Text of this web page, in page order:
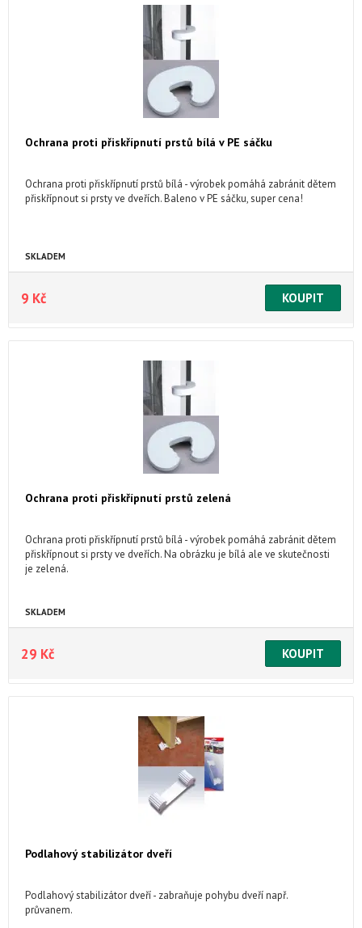
Ochrana proti přiskřípnutí prstů bílá v PE sáčku
Ochrana proti přiskřípnutí prstů bílá - výrobek pomáhá zabránit dětem
přiskřípnout si prsty ve dveřích. Baleno v PE sáčku, super cena!
SKLADEM
9 Kč
Ochrana proti přiskřípnutí prstů zelená
Ochrana proti přiskřípnutí prstů bílá - výrobek pomáhá zabránit dětem
přiskřípnout si prsty ve dveřích. Na obrázku je bílá ale ve skutečnosti
je zelená.
SKLADEM
29 Kč
Podlahový stabilizátor dveří
Podlahový stabilizátor dveří - zabraňuje pohybu dveří např.
průvanem.